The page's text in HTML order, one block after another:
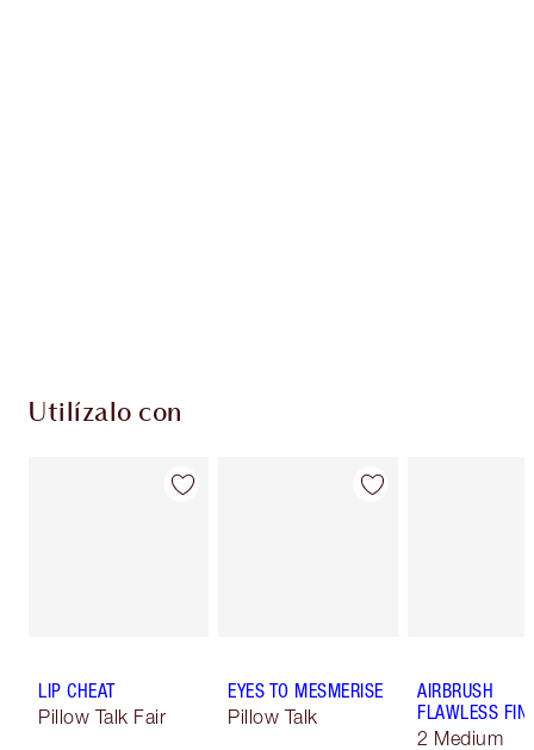
Utilízalo con
LIP CHEAT
Pillow Talk Fair
EYES TO MESMERISE
Pillow Talk
AIRBRUSH
FLAWLESS
2 Medium